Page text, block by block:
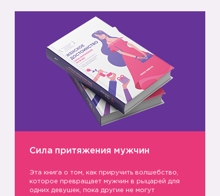
👌🏻
Сила притяжения мужчин
Эта книга о том, как приручить волшебство,
которое превращает мужчин в рыцарей для
одних девушек, пока другие не могут